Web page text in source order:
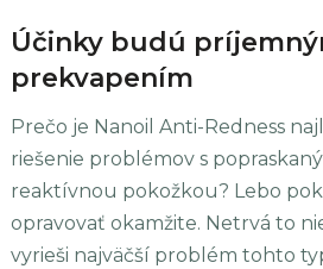
Účinky budú
prekvapením
Prečo je Nanoil Anti-Redness
riešenie problémov s
reaktívnou pokožkou? Lebo
opravovať okamžite. Netrvá to
vyrieši najväčší problém tohto